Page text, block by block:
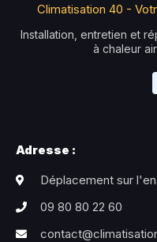
Climatisation 40 -
Installation, entretien et
à chaleur
Adresse :
Déplacement sur
09 80 80 22 60